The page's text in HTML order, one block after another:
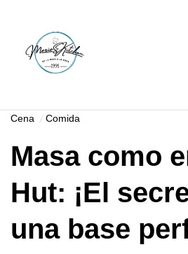
Saltar
contenido
Cena Comida
Masa como
Hut: ¡El
una base